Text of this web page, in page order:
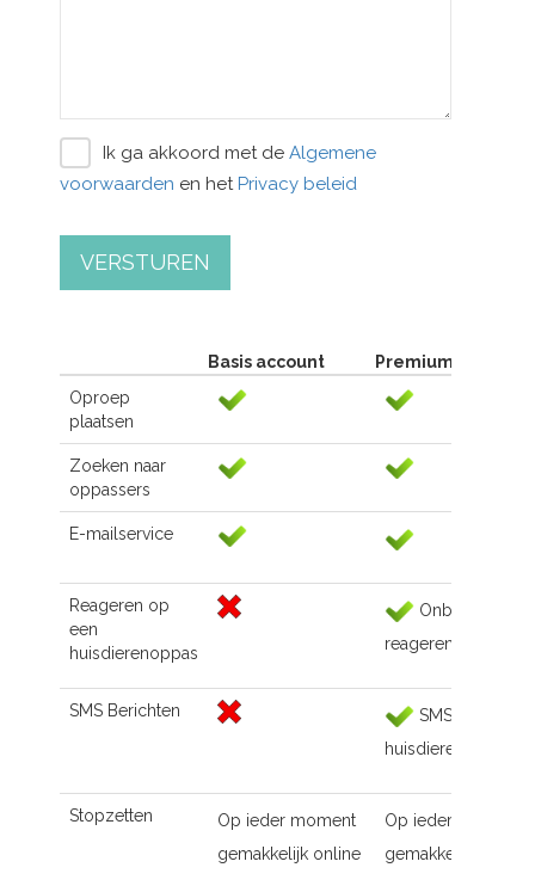
Ik ga akkoord met de Algemene
voorwaarden en het Privacy beleid
VERSTUREN
Basis account
Premium account
Oproep
plaatsen
Zoeken naar
oppassers
E-mailservice
Reageren op
een
huisdierenoppas
Onbeperkt
reageren
SMS Berichten
SMS naar de
huisdierenoppas
Stopzetten
Op ieder moment
gemakkelijk online
Op ieder moment
gemakkelijk online